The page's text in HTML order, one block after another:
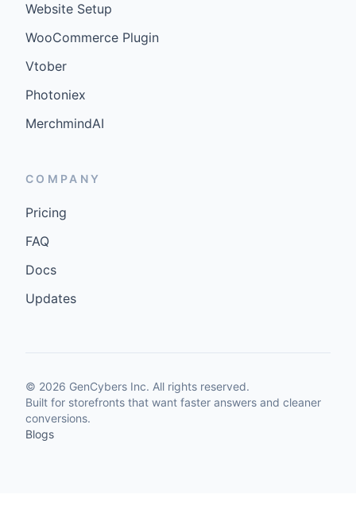
Website Setup
WooCommerce Plugin
Vtober
Photoniex
MerchmindAI
COMPANY
Pricing
FAQ
Docs
Updates
© 2026 GenCybers Inc. All rights reserved.
Built for storefronts that want faster answers and cleaner
conversions.
Blogs